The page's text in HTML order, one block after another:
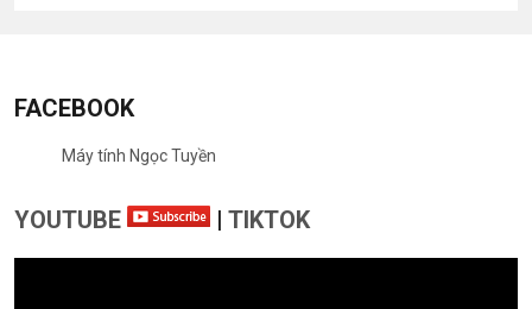
FACEBOOK
Máy tính Ngọc Tuyền
YOUTUBE | TIKTOK